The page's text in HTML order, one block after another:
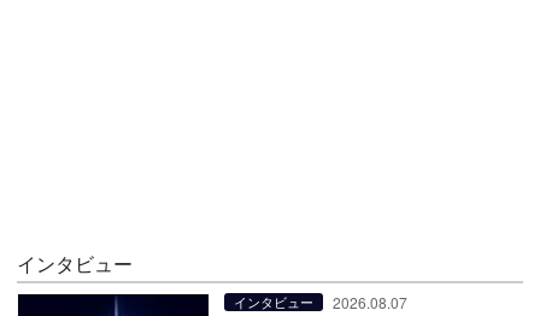
インタビュー
インタビュー 2026.08.07